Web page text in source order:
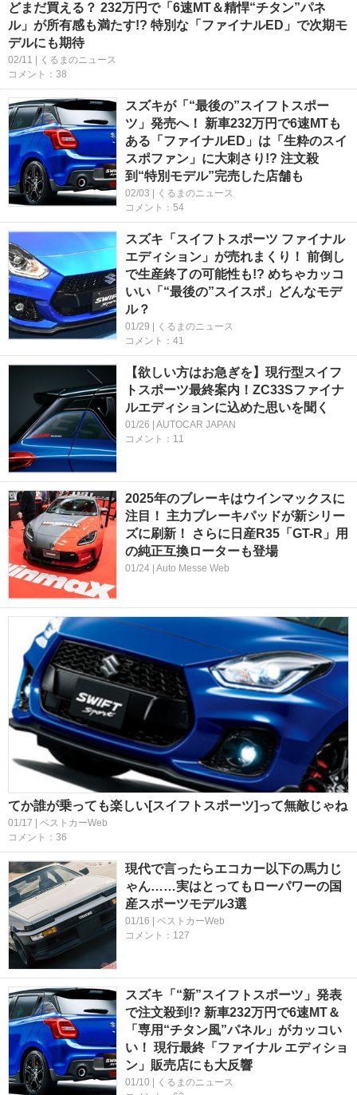
どまだ買える？ 232万円で「6速MT＆精悍“チタン”パネ
ル」が所有感も満たす!? 特別な「ファイナルED」で次期モ
デルにも期待
02/11 | くるまのニュース
コメント：38
スズキが「“最後の”スイフトスポー
ツ」発売へ！ 新車232万円で6速MTも
ある「ファイナルED」は「生粋のスイ
スポファン」に大刺さり!? 注文殺
到“特別モデル”完売した店舗も
02/03 | くるまのニュース
コメント：54
スズキ「スイフトスポーツ ファイナル
エディション」が売れまくり！ 前倒し
で生産終了の可能性も!? めちゃカッコ
いい「“最後の”スイスポ」どんなモデ
ル？
01/29 | くるまのニュース
コメント：41
【欲しい方はお急ぎを】現行型スイフ
トスポーツ最終案内！ZC33Sファイナ
ルエディションに込めた思いを聞く
01/26 | AUTOCAR JAPAN
コメント：11
2025年のブレーキはウインマックスに
注目！ 主力ブレーキパッドが新シリー
ズに刷新！ さらに日産R35「GT-R」用
の純正互換ローターも登場
01/24 | Auto Messe Web
てか誰が乗っても楽しい[スイフトスポーツ]って無敵じゃね
01/17 | ベストカーWeb
コメント：36
現代で言ったらエコカー以下の馬力じ
ゃん……実はとってもローパワーの国
産スポーツモデル3選
01/16 | ベストカーWeb
コメント：127
スズキ「“新”スイフトスポーツ」発表
で注文殺到!? 新車232万円で6速MT＆
「専用“チタン風”パネル」がカッコい
い！ 現行最終「ファイナル エディショ
ン」販売店にも大反響
01/10 | くるまのニュース